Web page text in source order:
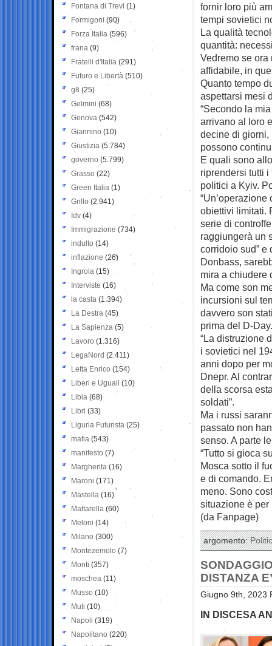
fornir loro più
tempi sovietici
La qualità
quantità:
Vedremo se ora
affidabile, in
Quanto tempo
aspettarsi mesi
“Secondo la
arrivano al loro
decine di giorni,
possono
E quali sono
riprendersi tutti
politici a Kyiv.
obiettivi limitati.
serie di
raggiungerà un
corridoio sud”
Donbass,
mira a chiudere
Ma come son
incursioni sul
davvero son
prima del D-
“La distruzione
i sovietici nel
anni dopo per
Dnepr. Al
della scorsa
soldati”.
Ma i russi
passato non
senso. A parte
“Tutto si gioca
Mosca sotto il
e di comando.
meno. Sono
situazione è per
(da Fanpage)
argomento:
DISTANZA
Giugno 9th, 2023
IN DISCESA
Fontana di Trevi (1)
Formigoni (90)
Forza Italia (596)
frana (9)
Fratelli d'Italia (291)
Futuro e Libertà (510)
g8 (25)
Gelmini (68)
Genova (542)
Giannino (10)
Giustizia (5.784)
governo (5.799)
Grasso (22)
Green Italia (1)
Grillo (2.941)
Idv (4)
Immigrazione (734)
indulto (14)
inflazione (26)
Ingroia (15)
Interviste (16)
la casta (1.394)
La Destra (45)
La Sapienza (5)
Lavoro (1.316)
LegaNord (2.411)
Letta Enrico (154)
Liberi e Uguali (10)
Libia (68)
Libri (33)
Liguria Futurista (25)
mafia (543)
manifesto (7)
Margherita (16)
Maroni (171)
Mastella (16)
Mattarella (60)
Meloni (14)
Milano (300)
Montezemolo (7)
Monti (357)
moschea (11)
Musso (10)
Muti (10)
Napoli (319)
Napolitano (220)